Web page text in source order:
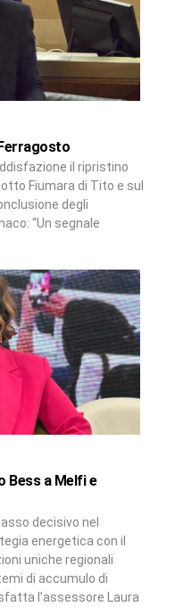
il ripristino
Fiumara di Tito e sul
degli
“Un segnale
Bess a Melfi e
decisivo nel
energetica con il
uniche regionali
di accumulo di
l’assessore Laura